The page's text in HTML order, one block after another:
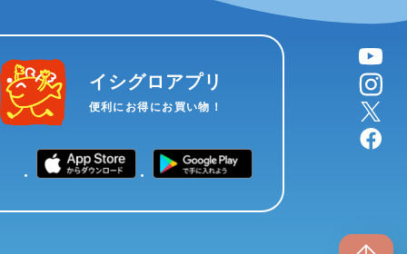
イシグロアプリ
便利にお得にお買い物！
YouTube
instagram
X
facebook